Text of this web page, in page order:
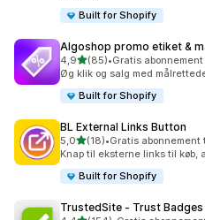
Built for Shopify
Algoshop promo etiket &
4,9ud af 5 stjerner
(85)
85 anmeldelser i alt
•Gratis
Øg klik og salg med
Built for Shopify
BL External Links Button
5,0ud af 5 stjerner
(18)
18 anmeldelser i alt
•Gratis
Knap til eksterne links til køb,
Built for Shopify
TrustedSite ‑ Trust Badges